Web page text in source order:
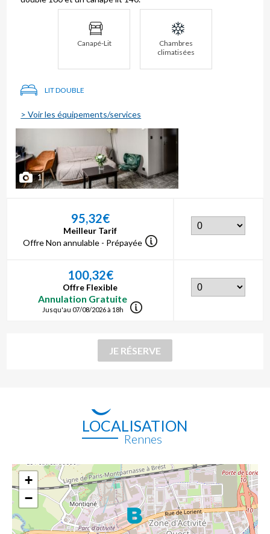
Canapé-Lit
Chambres
climatisées
LIT DOUBLE
> Voir les équipements/services
1
95,32€
Meilleur Tarif
Offre Non annulable - Prépayée
100,32€
Offre Flexible
Annulation Gratuite
Jusqu'au 07/08/2026 à 18h
LOCALISATION
Rennes
+
−